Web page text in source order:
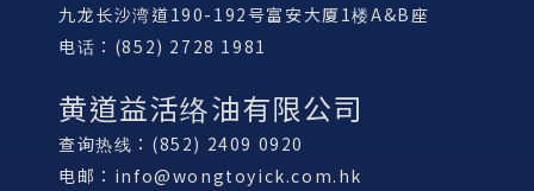
九龙长沙湾道190-192号富安大厦1楼A&B座
电话：(852) 2728 1981
黄道益活络油有限公司
查询热线：(852) 2409 0920
电邮： info@wongtoyick.com.hk